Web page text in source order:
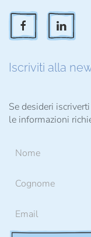
Iscriviti alla
Se desideri
le informazioni